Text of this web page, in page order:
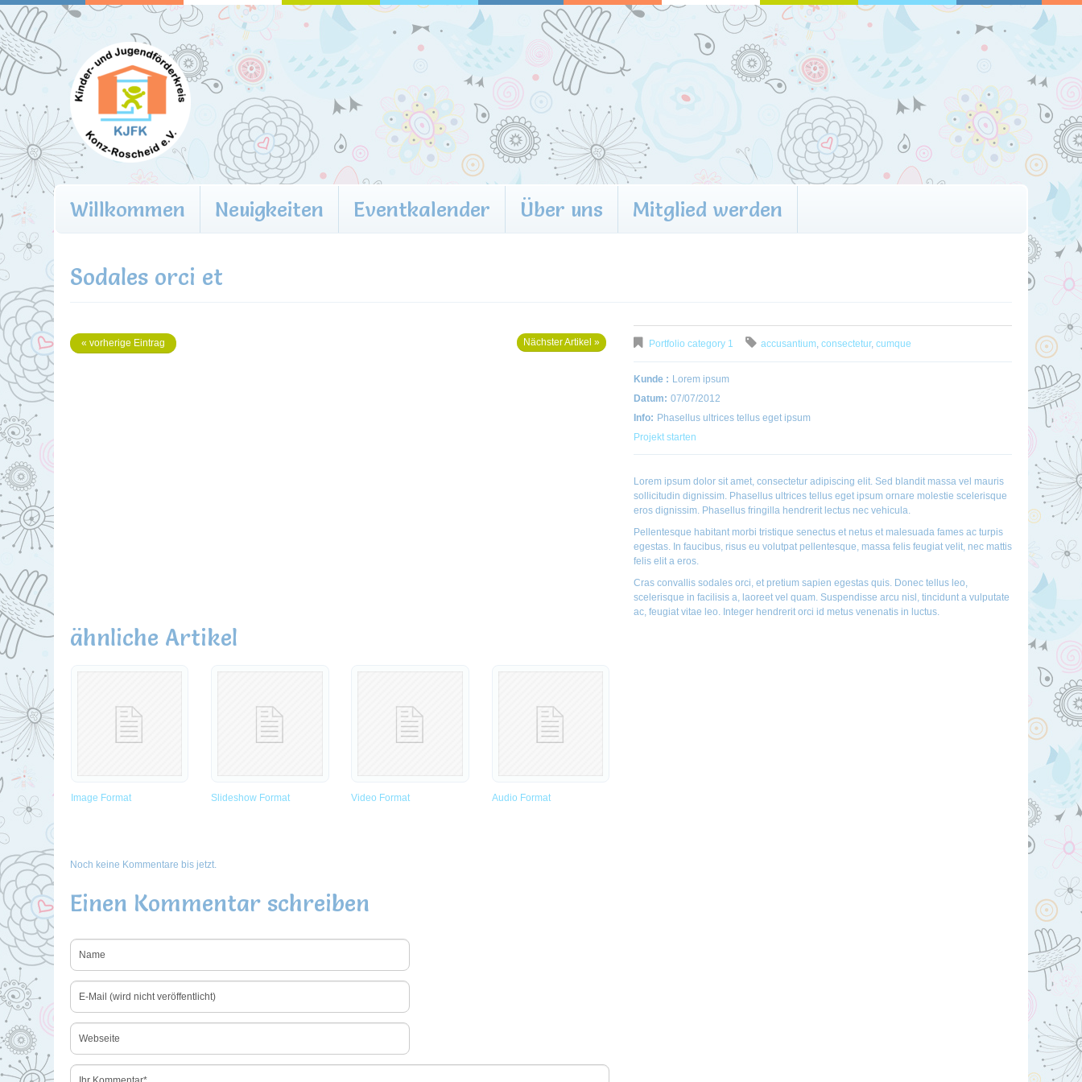
Willkommen Neuigkeiten Eventkalender Über uns Mitglied werden
Sodales orci et
« vorherige Eintrag Nächster Artikel » Portfolio category 1 accusantium, consectetur, cumque
Kunde : Lorem ipsum
Datum: 07/07/2012
Info: Phasellus ultrices tellus eget ipsum
Projekt starten
Lorem ipsum dolor sit amet, consectetur adipiscing elit. Sed blandit massa vel mauris
sollicitudin dignissim. Phasellus ultrices tellus eget ipsum ornare molestie scelerisque
eros dignissim. Phasellus fringilla hendrerit lectus nec vehicula.
Pellentesque habitant morbi tristique senectus et netus et malesuada fames ac turpis
egestas. In faucibus, risus eu volutpat pellentesque, massa felis feugiat velit, nec mattis
felis elit a eros.
Cras convallis sodales orci, et pretium sapien egestas quis. Donec tellus leo,
scelerisque in facilisis a, laoreet vel quam. Suspendisse arcu nisl, tincidunt a vulputate
ac, feugiat vitae leo. Integer hendrerit orci id metus venenatis in luctus.
ähnliche Artikel
Image Format Slideshow Format Video Format Audio Format
Noch keine Kommentare bis jetzt.
Einen Kommentar schreiben